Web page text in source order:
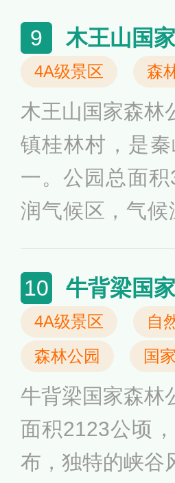
科研、科普、游
绸之路整体申请
包含含元殿、
宫、兴庆宫等遗
9 木王山国
4A级景区
森
木王山国家森林
镇桂林村，是
一。公园总面
润气候区，气
草场险象环生，
梁、冠云峰、千
谷、相思崖、龙
10 牛背梁国
4A级景区
自
森林公园
国
牛背梁国家森林
面积2123公顷
布，独特的峡谷